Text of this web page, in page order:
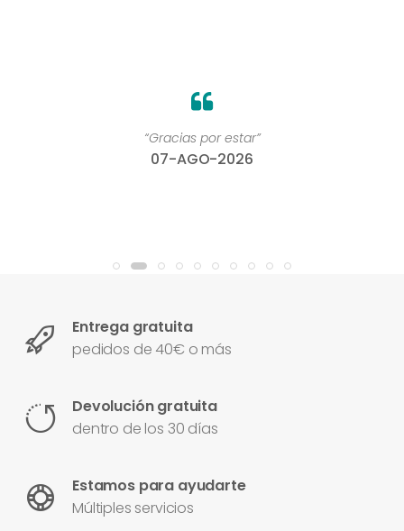
“Gracias por estar”
07-AGO-2026
Entrega gratuita
pedidos de 40€ o más
Devolución gratuita
dentro de los 30 días
Estamos para ayudarte
Múltiples servicios